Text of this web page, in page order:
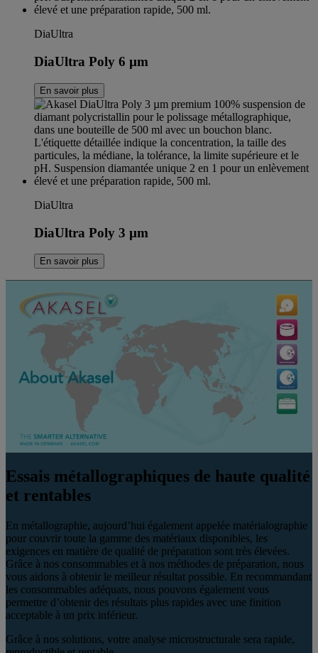
DiaUltra
DiaUltra Poly 6 µm
En savoir plus
DiaUltra
DiaUltra Poly 3 µm
En savoir plus
Essais métallographiques de haute qualité
et rentables
En métallographie, aujourd’hui également appelée matérialographie
pour couvrir toute la gamme des matériaux disponibles, les
exigences en matière de qualité de préparation sont très élevées.
Grâce à nos consommables et à nos méthodes de préparation, nous
vous aidons à obtenir le meilleur résultat possible. En recommandant
les consommables adéquats, nous pouvons également vous
permettre d’obtenir des résultats plus rapides avec une finition
acceptable à un prix inférieur.
Grâce à nos solutions, votre analyse microstructurale sera rapide,